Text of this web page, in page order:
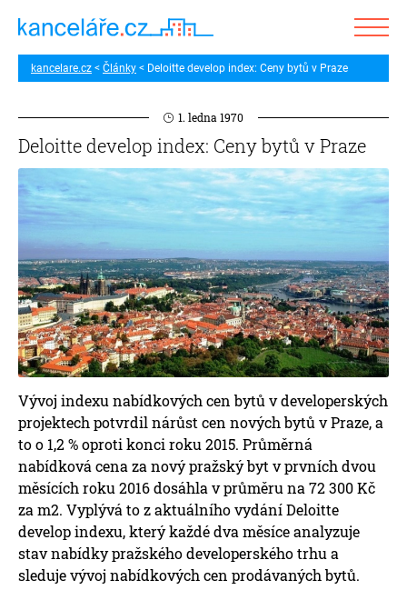
kancelare.cz Články Deloitte develop index: Ceny bytů v Praze
1. ledna 1970
Deloitte develop index: Ceny bytů v Praze
Vývoj indexu nabídkových cen bytů v developerských
projektech potvrdil nárůst cen nových bytů v Praze, a
to o 1,2 % oproti konci roku 2015. Průměrná
nabídková cena za nový pražský byt v prvních dvou
měsících roku 2016 dosáhla v průměru na 72 300 Kč
za m2. Vyplývá to z aktuálního vydání Deloitte
develop indexu, který každé dva měsíce analyzuje
stav nabídky pražského developerského trhu a
sleduje vývoj nabídkových cen prodávaných bytů.